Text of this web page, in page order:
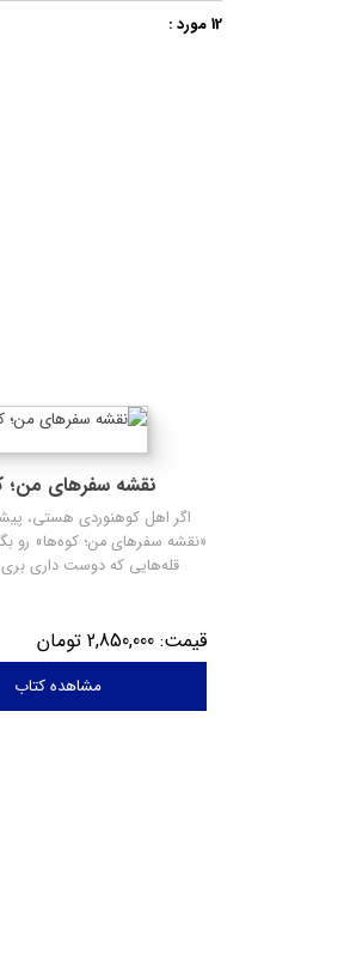
تاریخ
نقشه سفرهای من؛
اگر اهل کوهنوردی هستی،
«نقشه سفرهای من؛ کوه‌ها» رو
قله‌هایی که دوست داری بری
2,850,000
مشاهده کتاب
12 مورد :